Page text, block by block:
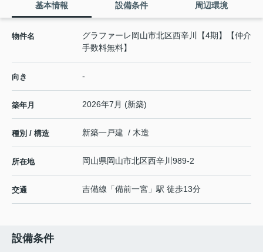
基本情報 設備条件 周辺環境
物件名
グラファーレ岡山市北区西辛川【4期】【仲介
手数料無料】
向き -
築年月 2026年7月 (新築)
種別 / 構造 新築一戸建 / 木造
所在地 岡山県岡山市北区西辛川 989-2
交通 吉備線 「備前一宮 」駅 徒歩13分
設備条件